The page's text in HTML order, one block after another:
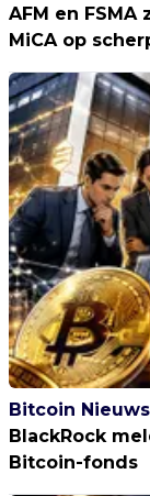
AFM en
MiCA op
Bitcoin Nieuws
BlackRock
Bitcoin-fonds